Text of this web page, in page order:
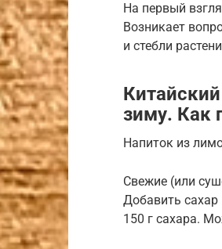
На первый
Возникает
и стебли
зиму. Как
Напиток из
Свежие (или
Добавить сахар
150 г сахара.